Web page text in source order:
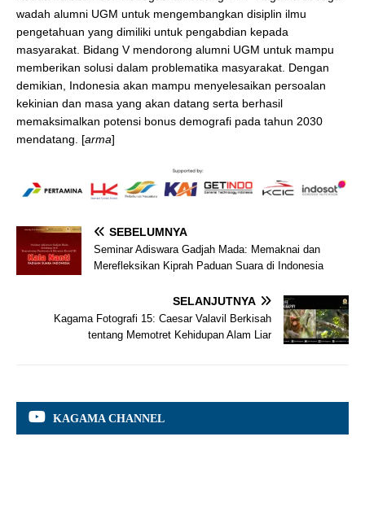
wadah alumni UGM untuk mengembangkan disiplin ilmu
pengetahuan yang dimiliki untuk pengabdian kepada
masyarakat. Bidang V mendorong alumni UGM untuk mampu
memberikan solusi dalam problematika masyarakat. Dengan
demikian, Indonesia akan mampu menyelesaikan persoalan
kekinian dan masa yang akan datang serta berhasil
memaksimalkan potensi bonus demografi pada tahun 2030
mendatang. [arma]
SEBELUMNYA
Seminar Adiswara Gadjah Mada: Memaknai dan
Merefleksikan Kiprah Paduan Suara di Indonesia
SELANJUTNYA
Kagama Fotografi 15: Caesar Valavil Berkisah
tentang Memotret Kehidupan Alam Liar
KAGAMA CHANNEL